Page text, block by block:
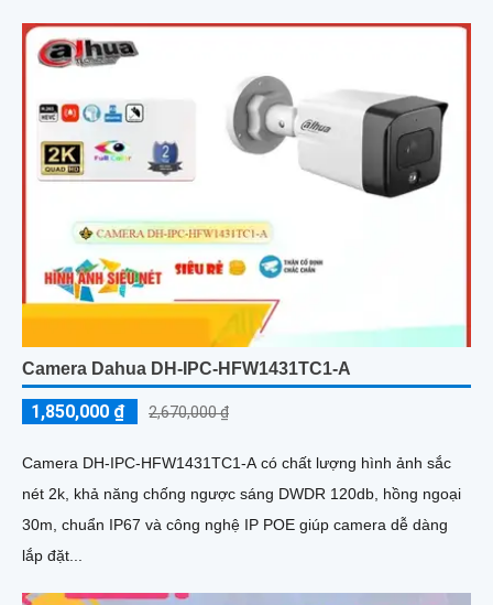
Camera Dahua DH-IPC-HFW1431TC1-A
1,850,000 ₫ 2,670,000 ₫
Camera DH-IPC-HFW1431TC1-A có chất lượng hình ảnh sắc
nét 2k, khả năng chống ngược sáng DWDR 120db, hồng ngoại
30m, chuẩn IP67 và công nghệ IP POE giúp camera dễ dàng
lắp đặt...